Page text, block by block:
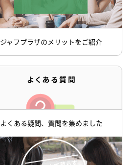
ジャフプラザのメリットをご紹介
よくある疑問、質問を集めました